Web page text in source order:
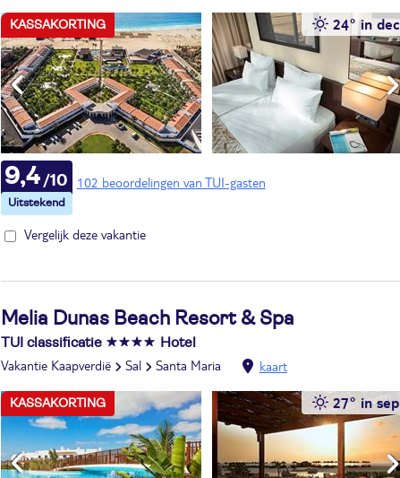
24° in dec
KASSAKORTING
102 beoordelingen van TUI-gasten
9,4
Vergelijk deze vakantie
Melia Dunas Beach Resort & Spa
TUI classificatie Hotel
Vakantie Kaapverdië Sal Santa Maria kaart
27° in sep
KASSAKORTING